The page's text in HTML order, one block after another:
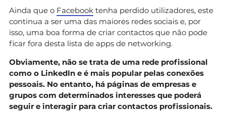
Ainda que o Facebook tenha perdido utilizadores, este
continua a ser uma das maiores redes sociais e, por
isso, uma boa forma de criar contactos que não pode
ficar fora desta lista de apps de networking.
Obviamente, não se trata de uma rede profissional
como o LinkedIn e é mais popular pelas conexões
pessoais. No entanto, há páginas de empresas e
grupos com determinados interesses que poderá
seguir e interagir para criar contactos profissionais.